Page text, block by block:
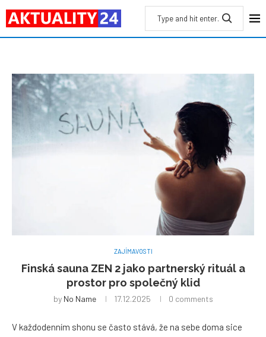
ZAJÍMAVOSTI
Finská sauna ZEN 2 jako partnerský rituál a
prostor pro společný klid
by No Name 17.12.2025 0 comments
V každodenním shonu se často stává, že na sebe doma sice